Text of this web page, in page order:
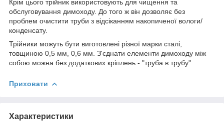
Крім цього трійник використовують для чищення та
обслуговування димоходу. До того ж він дозволяє без
проблем очистити труби з відсіканням накопиченої вологи/
конденсату.
Трійники можуть бути виготовлені різної марки сталі,
товщиною 0,5 мм, 0,6 мм. З'єднати елементи димоходу між
собою можна без додаткових кріплень - "труба в трубу".
Приховати
Характеристики